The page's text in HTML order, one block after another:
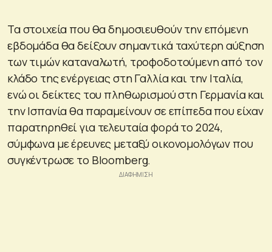
Τα στοιχεία που θα δημοσιευθούν την επόμενη
εβδομάδα θα δείξουν σημαντικά ταχύτερη αύξηση
των τιμών καταναλωτή, τροφοδοτούμενη από τον
κλάδο της ενέργειας στη Γαλλία και την Ιταλία,
ενώ οι δείκτες του πληθωρισμού στη Γερμανία και
την Ισπανία θα παραμείνουν σε επίπεδα που είχαν
παρατηρηθεί για τελευταία φορά το 2024,
σύμφωνα με έρευνες μεταξύ οικονομολόγων που
συγκέντρωσε το Bloomberg.